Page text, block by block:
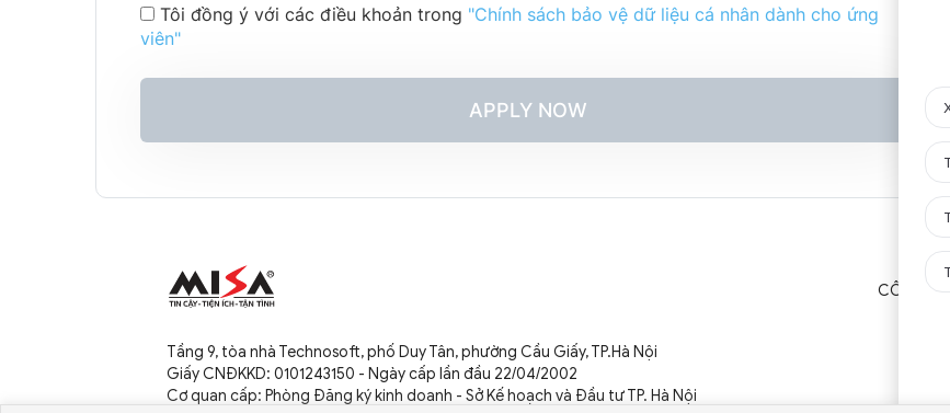
Tôi đồng ý với các điều khoản trong "Chính sách bảo vệ dữ liệu cá nhân dành cho ứng
viên"
APPLY NOW
CÔNG TY
Tầng 9, tòa nhà Technosoft, phố Duy Tân, phường Cầu Giấy,TP.Hà Nội
Giấy CNĐKKD: 0101243150 - Ngày cấp lần đầu 22/04/2002
Cơ quan cấp: Phòng Đăng ký kinh doanh - Sở Kế hoạch và Đầu tư TP. Hà Nội